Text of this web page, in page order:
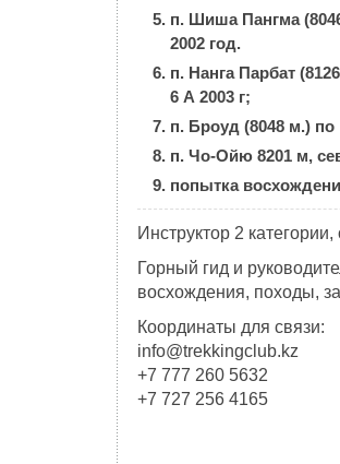
п. Шиша Пангма
2002 год.
п. Нанга Парбат
6 А 2003 г;
п. Броуд (8048 м.) по
п. Чо-Ойю 8201 м,
попытка
Инструктор 2
Горный гид и
восхождения, походы,
Координаты для связи:
info@trekkingclub.kz
+7 777 260 5632
+7 727 256 4165